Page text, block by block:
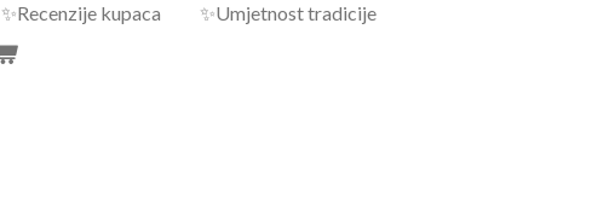
✨Recenzije kupaca
✨Umjetnost tradicije